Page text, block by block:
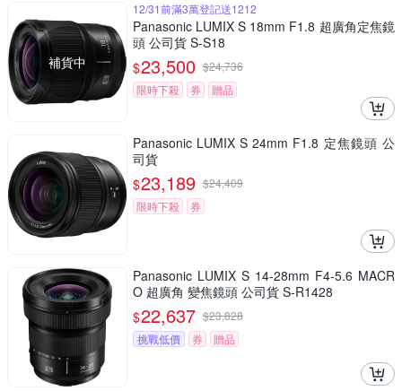
補貨中
12/31前滿3萬登記送1212
Panasonic LUMIX S 18mm F1.8 超廣角定焦鏡
頭 公司貨 S-S18
$23,500 $24,736
限時下殺
券 贈品
Panasonic LUMIX S 24mm F1.8 定焦鏡頭 公
司貨
$23,189 $24,409
限時下殺
券
Panasonic LUMIX S 14-28mm F4-5.6 MACR
O 超廣角 變焦鏡頭 公司貨 S-R1428
$22,637 $23,828
挑戰低價
券 贈品